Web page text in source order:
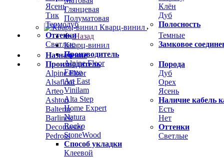
Ясень
Тик
Термодуб
Клён
Дуб
Полосность
Оттенки
Светлые
Темные
Замковое
Назначение
Производитель
Alpine Floor
Alsafloor
Arteo
Ashton
Balterio
Barlinek
Decomaster
Pedross
Порода
Дуб
Орех
Ясень
Наличие кабель
Есть
Нет
Оттенки
Светлые
Глянцевая
Полуматовая
Кварц-винил
Назад
Кварц-винил
Производитель
Alpine Floor
Fargo
Art East
Vinilam
Alta Step
Home Expert
Natura
Rocko
StoneWood
Способ укладки
Клеевой